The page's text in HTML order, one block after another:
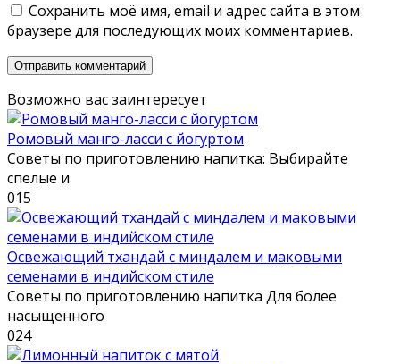
Сохранить моё имя, email и адрес сайта в этом
браузере для последующих моих комментариев.
Возможно вас заинтересует
Ромовый манго-ласси с йогуртом
Советы по приготовлению напитка: Выбирайте
спелые и
015
Освежающий тхандай с миндалем и маковыми
семенами в индийском стиле
Советы по приготовлению напитка Для более
насыщенного
024